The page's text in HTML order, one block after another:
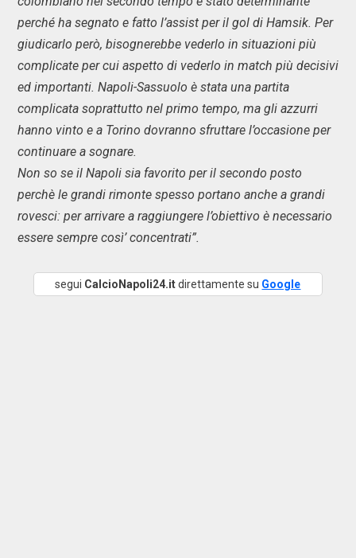
perché ha segnato e fatto l’assist per il gol di Hamsik. Per
giudicarlo però, bisognerebbe vederlo in situazioni più
complicate per cui aspetto di vederlo in match più decisivi
ed importanti. Napoli-Sassuolo è stata una partita
complicata soprattutto nel primo tempo, ma gli azzurri
hanno vinto e a Torino dovranno sfruttare l’occasione per
continuare a sognare.
Non so se il Napoli sia favorito per il secondo posto
perchè le grandi rimonte spesso portano anche a grandi
rovesci: per arrivare a raggiungere l’obiettivo è necessario
essere sempre così’ concentrati”.
segui CalcioNapoli24.itdirettamente su Google